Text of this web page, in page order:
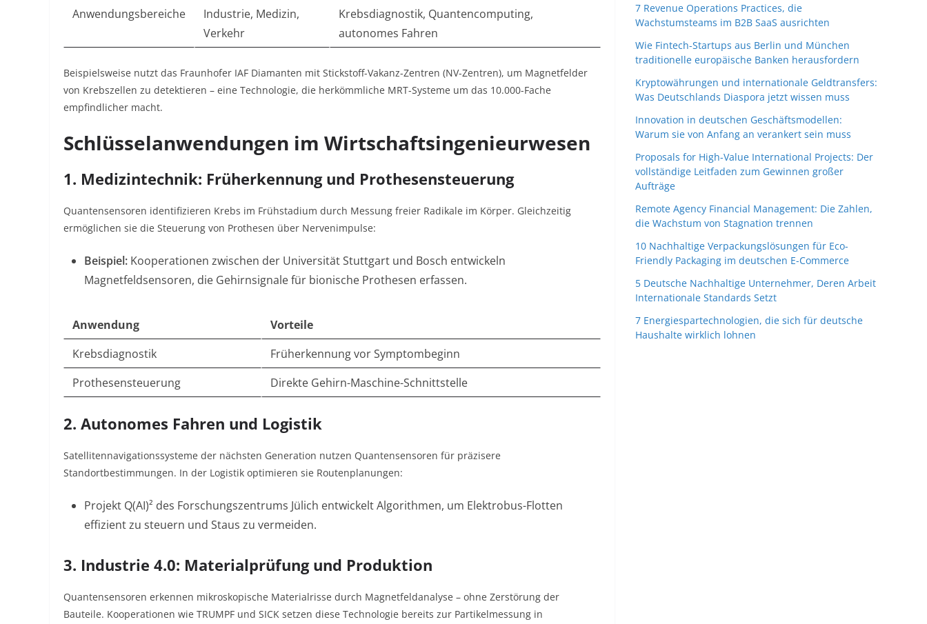
Anwendungsbereiche
Industrie, Medizin,
Verkehr
Krebsdiagnostik, Quantencomputing,
autonomes Fahren
Beispielsweise nutzt das Fraunhofer IAF Diamanten mit Stickstoff-Vakanz-Zentren (NV-Zentren), um Magnetfelder
von Krebszellen zu detektieren – eine Technologie, die herkömmliche MRT-Systeme um das 10.000-Fache
empfindlicher macht.
Schlüsselanwendungen im Wirtschaftsingenieurwesen
1. Medizintechnik: Früherkennung und Prothesensteuerung
Quantensensoren identifizieren Krebs im Frühstadium durch Messung freier Radikale im Körper. Gleichzeitig
ermöglichen sie die Steuerung von Prothesen über Nervenimpulse:
Beispiel: Kooperationen zwischen der Universität Stuttgart und Bosch entwickeln
Magnetfeldsensoren, die Gehirnsignale für bionische Prothesen erfassen.
Anwendung
Vorteile
Krebsdiagnostik
Früherkennung vor Symptombeginn
Prothesensteuerung
Direkte Gehirn-Maschine-Schnittstelle
2. Autonomes Fahren und Logistik
Satellitennavigationssysteme der nächsten Generation nutzen Quantensensoren für präzisere
Standortbestimmungen. In der Logistik optimieren sie Routenplanungen:
Projekt Q(AI)² des Forschungszentrums Jülich entwickelt Algorithmen, um Elektrobus-Flotten
effizient zu steuern und Staus zu vermeiden.
3. Industrie 4.0: Materialprüfung und Produktion
Quantensensoren erkennen mikroskopische Materialrisse durch Magnetfeldanalyse – ohne Zerstörung der
Bauteile. Kooperationen wie TRUMPF und SICK setzen diese Technologie bereits zur Partikelmessung in
7 Revenue Operations Practices, die
Wachstumsteams im B2B SaaS ausrichten
Wie Fintech-Startups aus Berlin und München
traditionelle europäische Banken herausfordern
Kryptowährungen und internationale Geldtransfers:
Was Deutschlands Diaspora jetzt wissen muss
Innovation in deutschen Geschäftsmodellen:
Warum sie von Anfang an verankert sein muss
Proposals for High-Value International Projects: Der
vollständige Leitfaden zum Gewinnen großer
Aufträge
Remote Agency Financial Management: Die Zahlen,
die Wachstum von Stagnation trennen
10 Nachhaltige Verpackungslösungen für Eco-
Friendly Packaging im deutschen E-Commerce
5 Deutsche Nachhaltige Unternehmer, Deren Arbeit
Internationale Standards Setzt
7 Energiespartechnologien, die sich für deutsche
Haushalte wirklich lohnen